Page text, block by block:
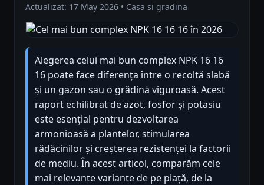
Actualizat: 17 May 2026 • Casa si gradina
Alegerea celui mai bun complex NPK 16 16
16 poate face diferența între o recoltă slabă
și un gazon sau o grădină viguroasă. Acest
raport echilibrat de azot, fosfor și potasiu
este esențial pentru dezvoltarea
armonioasă a plantelor, stimularea
rădăcinilor și creșterea rezistenței la factorii
de mediu. În acest articol, comparăm cele
mai relevante variante de pe piață, de la